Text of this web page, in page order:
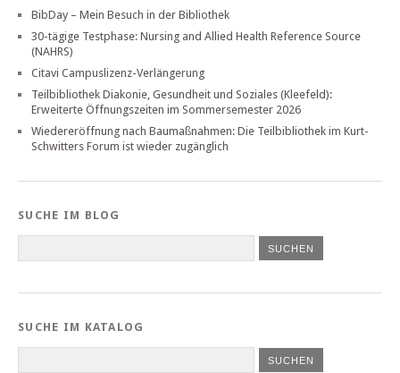
BibDay – Mein Besuch in der Bibliothek
30-tägige Testphase: Nursing and Allied Health Reference Source
(NAHRS)
Citavi Campuslizenz-Verlängerung
Teilbibliothek Diakonie, Gesundheit und Soziales (Kleefeld):
Erweiterte Öffnungszeiten im Sommersemester 2026
Wiedereröffnung nach Baumaßnahmen: Die Teilbibliothek im Kurt-
Schwitters Forum ist wieder zugänglich
SUCHE IM BLOG
SUCHE IM KATALOG
SUCHEN